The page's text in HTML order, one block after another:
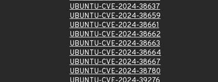
UBUNTU-CVE-2024-38637
UBUNTU-CVE-2024-38659
UBUNTU-CVE-2024-38661
UBUNTU-CVE-2024-38662
UBUNTU-CVE-2024-38663
UBUNTU-CVE-2024-38664
UBUNTU-CVE-2024-38667
UBUNTU-CVE-2024-38780